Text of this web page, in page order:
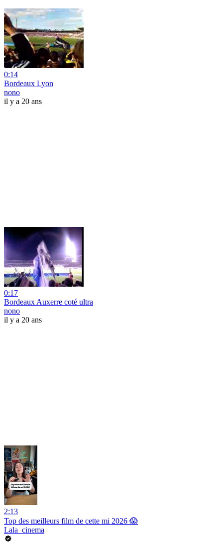
0:14
Bordeaux Lyon
nono
il y a 20 ans
0:17
Bordeaux Auxerre coté ultra
nono
il y a 20 ans
2:13
Top des meilleurs film de cette mi 2026 😱
Lala_cinema